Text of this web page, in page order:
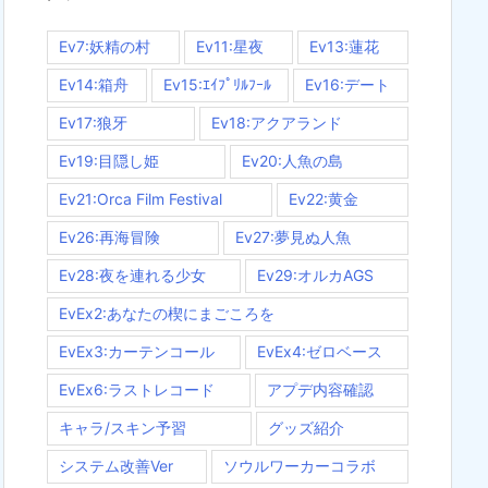
Ev7:妖精の村 Ev11:星夜 Ev13:蓮花
Ev14:箱舟 Ev15:ｴｲﾌﾟﾘﾙﾌｰﾙ Ev16:デート
Ev17:狼牙 Ev18:アクアランド
Ev19:目隠し姫 Ev20:人魚の島
Ev21:Orca Film Festival Ev22:黄金
Ev26:再海冒険 Ev27:夢見ぬ人魚
Ev28:夜を連れる少女 Ev29:オルカAGS
EvEx2:あなたの楔にまごころを
EvEx3:カーテンコール EvEx4:ゼロベース
EvEx6:ラストレコード アプデ内容確認
キャラ/スキン予習 グッズ紹介
システム改善Ver ソウルワーカーコラボ